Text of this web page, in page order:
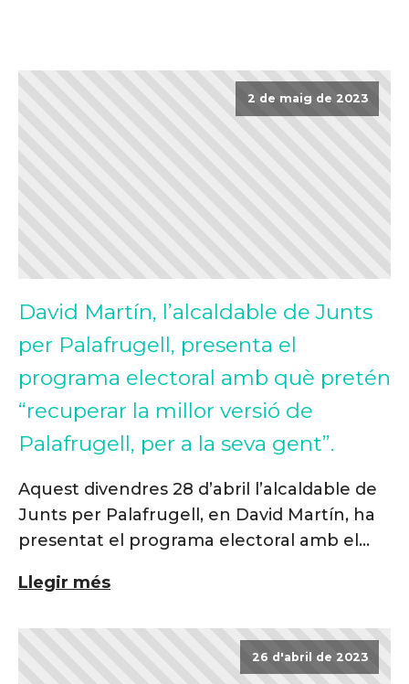
2 de maig de 2023
David Martín, l’alcaldable de Junts
per Palafrugell, presenta el
programa electoral amb què pretén
“recuperar la millor versió de
Palafrugell, per a la seva gent”.
Aquest divendres 28 d’abril l’alcaldable de
Junts per Palafrugell, en David Martín, ha
presentat el programa electoral amb el
encapçala a les eleccions del 28 de maig.
Llegir més
26 d'abril de 2023